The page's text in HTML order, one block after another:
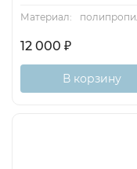
Материал:
12 000 ₽
В корзину